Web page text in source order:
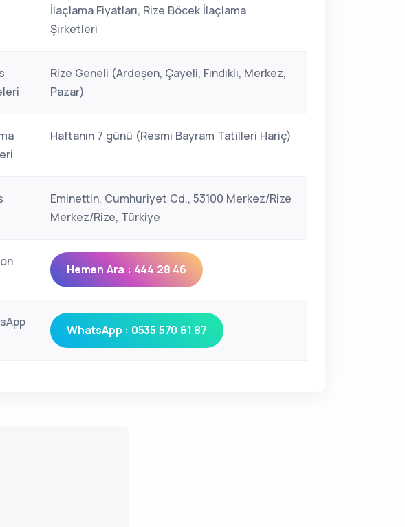
İlaçlama Fiyatları, Rize Böcek İlaçlama
Şirketleri
Rize Geneli (Ardeşen, Çayeli, Fındıklı, Merkez,
Pazar)
Haftanın 7 günü (Resmi Bayram Tatilleri Hariç)
Eminettin, Cumhuriyet Cd., 53100 Merkez/Rize
Merkez/Rize, Türkiye
Hemen Ara : 444 28 46
WhatsApp : 0535 570 61 87